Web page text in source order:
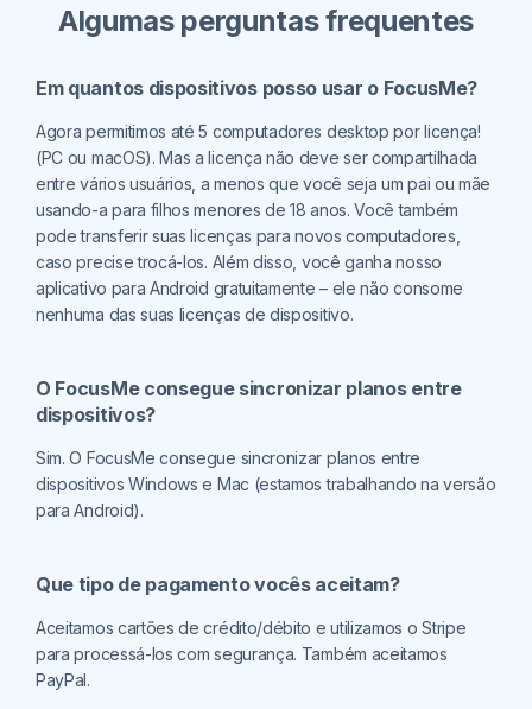
Algumas perguntas frequentes
Em quantos dispositivos posso usar o FocusMe?
Agora permitimos até 5 computadores desktop por licença!
(PC ou macOS). Mas a licença não deve ser compartilhada
entre vários usuários, a menos que você seja um pai ou mãe
usando-a para filhos menores de 18 anos. Você também
pode transferir suas licenças para novos computadores,
caso precise trocá-los. Além disso, você ganha nosso
aplicativo para Android gratuitamente – ele não consome
nenhuma das suas licenças de dispositivo.
O FocusMe consegue sincronizar planos entre
dispositivos?
Sim. O FocusMe consegue sincronizar planos entre
dispositivos Windows e Mac (estamos trabalhando na versão
para Android).
Que tipo de pagamento vocês aceitam?
Aceitamos cartões de crédito/débito e utilizamos o Stripe
para processá-los com segurança. Também aceitamos
PayPal.